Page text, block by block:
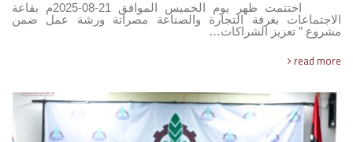
اختتمت ظهر يوم الخميس الموافق 21-08-2025م بقاعة
الاجتماعات بغرفة التجارة والصناعة مصراتة ورشة عمل ضمن
مشروع ” تعزيز الشراكات…
read more